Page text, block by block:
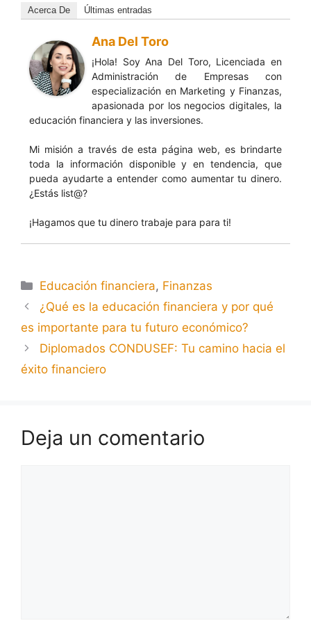
Acerca De Últimas entradas
Ana Del Toro
¡Hola! Soy Ana Del Toro, Licenciada en
Administración de Empresas con
especialización en Marketing y Finanzas,
apasionada por los negocios digitales, la
educación financiera y las inversiones.
Mi misión a través de esta página web, es brindarte
toda la información disponible y en tendencia, que
pueda ayudarte a entender como aumentar tu dinero.
¿Estás list@?
¡Hagamos que tu dinero trabaje para para ti!
Educación financiera, Finanzas
¿Qué es la educación financiera y por qué
es importante para tu futuro económico?
Diplomados CONDUSEF: Tu camino hacia el
éxito financiero
Deja un comentario